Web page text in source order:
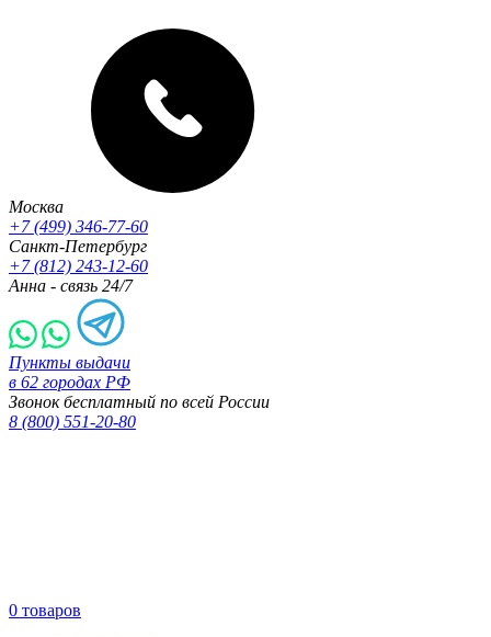
Москва
+7 (499) 346-77-60
Санкт-Петербург
+7 (812) 243-12-60
Анна - связь 24/7
Пункты выдачи
в 62 городах РФ
Звонок бесплатный по всей России
8 (800) 551-20-80
0 товаров